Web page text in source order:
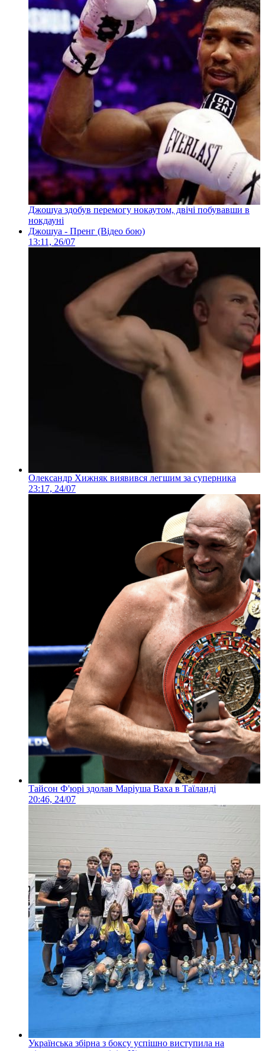
Джошуа здобув перемогу нокаутом, двічі побувавши в
нокдауні
Джошуа - Пренг (Відео бою)
13:11, 26/07
Олександр Хижняк виявився легшим за суперника
23:17, 24/07
Тайсон Ф'юрі здолав Маріуша Ваха в Таїланді
20:46, 24/07
Українська збірна з боксу успішно виступила на